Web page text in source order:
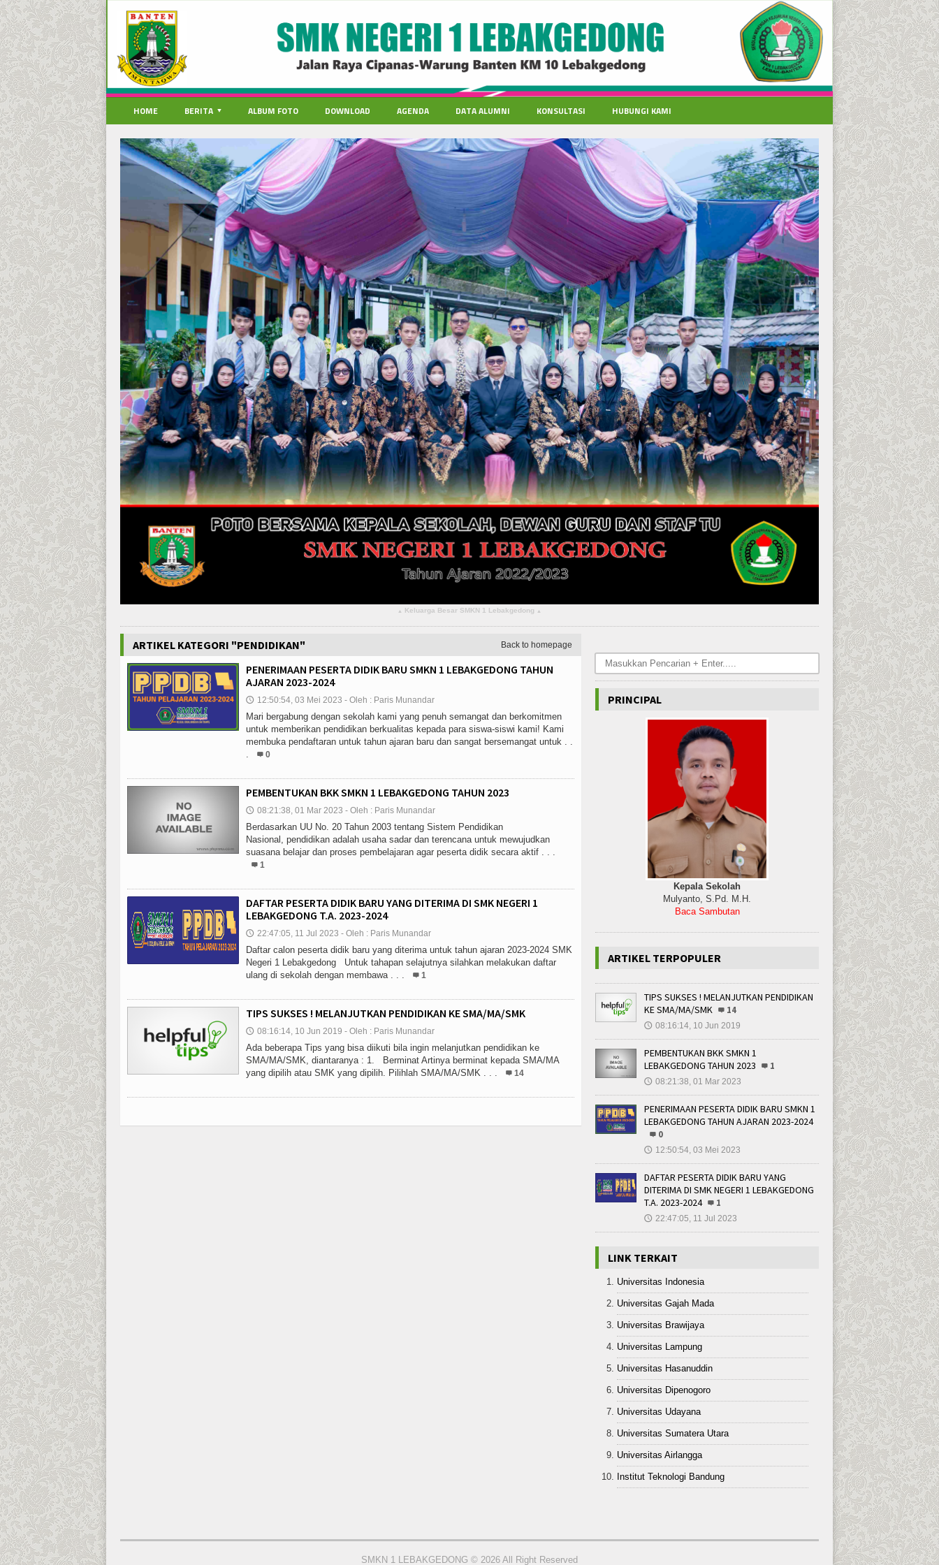
HOME BERITA ALBUM FOTO DOWNLOAD AGENDA DATA ALUMNI KONSULTASI HUBUNGI KAMI
▴ Keluarga Besar SMKN 1 Lebakgedong ▴
Back to homepage
ARTIKEL KATEGORI "PENDIDIKAN"
PENERIMAAN PESERTA DIDIK BARU SMKN 1 LEBAKGEDONG TAHUN
AJARAN 2023-2024
🕔 12:50:54, 03 Mei 2023 - Oleh : Paris Munandar
Mari bergabung dengan sekolah kami yang penuh semangat dan berkomitmen
untuk memberikan pendidikan berkualitas kepada para siswa-siswi kami! Kami
membuka pendaftaran untuk tahun ajaran baru dan sangat bersemangat untuk . .
0
PEMBENTUKAN BKK SMKN 1 LEBAKGEDONG TAHUN 2023
🕔 08:21:38, 01 Mar 2023 - Oleh : Paris Munandar
Berdasarkan UU No. 20 Tahun 2003 tentang Sistem Pendidikan
Nasional, pendidikan adalah usaha sadar dan terencana untuk mewujudkan
suasana belajar dan proses pembelajaran agar peserta didik secara aktif . . .
1
DAFTAR PESERTA DIDIK BARU YANG DITERIMA DI SMK NEGERI 1
LEBAKGEDONG T.A. 2023-2024
🕔 22:47:05, 11 Jul 2023 - Oleh : Paris Munandar
Daftar calon peserta didik baru yang diterima untuk tahun ajaran 2023-2024 SMK
Negeri 1 Lebakgedong Untuk tahapan selajutnya silahkan melakukan daftar
ulang di sekolah dengan membawa . . .
1
TIPS SUKSES ! MELANJUTKAN PENDIDIKAN KE SMA/MA/SMK
🕔 08:16:14, 10 Jun 2019 - Oleh : Paris Munandar
Ada beberapa Tips yang bisa diikuti bila ingin melanjutkan pendidikan ke
SMA/MA/SMK, diantaranya : 1. Berminat Artinya berminat kepada SMA/MA
yang dipilih atau SMK yang dipilih. Pilihlah SMA/MA/SMK . . .
14
PRINCIPAL
Kepala Sekolah
Mulyanto, S.Pd. M.H.
Baca Sambutan
ARTIKEL TERPOPULER
TIPS SUKSES ! MELANJUTKAN PENDIDIKAN
KE SMA/MA/SMK
14
🕔 08:16:14, 10 Jun 2019
PEMBENTUKAN BKK SMKN 1
LEBAKGEDONG TAHUN 2023
1
🕔 08:21:38, 01 Mar 2023
PENERIMAAN PESERTA DIDIK BARU SMKN 1
LEBAKGEDONG TAHUN AJARAN 2023-2024
0
🕔 12:50:54, 03 Mei 2023
DAFTAR PESERTA DIDIK BARU YANG
DITERIMA DI SMK NEGERI 1 LEBAKGEDONG
T.A. 2023-2024
1
🕔 22:47:05, 11 Jul 2023
LINK TERKAIT
Universitas Indonesia
Universitas Gajah Mada
Universitas Brawijaya
Universitas Lampung
Universitas Hasanuddin
Universitas Dipenogoro
Universitas Udayana
Universitas Sumatera Utara
Universitas Airlangga
Institut Teknologi Bandung
SMKN 1 LEBAKGEDONG © 2026 All Right Reserved